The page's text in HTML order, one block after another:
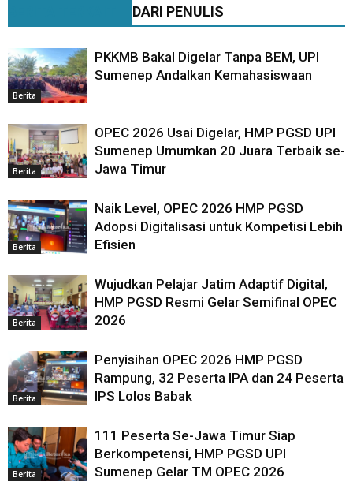
DARI PENULIS
Berita
PKKMB Bakal Digelar Tanpa BEM, UPI
Sumenep Andalkan Kemahasiswaan
Berita
OPEC 2026 Usai Digelar, HMP PGSD UPI
Sumenep Umumkan 20 Juara Terbaik se-
Jawa Timur
Berita
Naik Level, OPEC 2026 HMP PGSD
Adopsi Digitalisasi untuk Kompetisi Lebih
Efisien
Berita
Wujudkan Pelajar Jatim Adaptif Digital,
HMP PGSD Resmi Gelar Semifinal OPEC
2026
Berita
Penyisihan OPEC 2026 HMP PGSD
Rampung, 32 Peserta IPA dan 24 Peserta
IPS Lolos Babak
Berita
111 Peserta Se-Jawa Timur Siap
Berkompetensi, HMP PGSD UPI
Sumenep Gelar TM OPEC 2026